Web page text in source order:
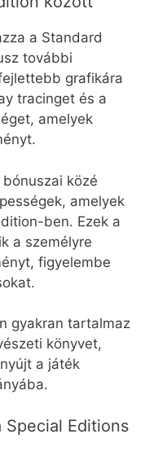
a Standard
további
grafikára
tracinget és a
amelyek
közé
amelyek
ben. Ezek a
a személyre
figyelembe
gyakran tartalmaz
könyvet,
a játék
Editions